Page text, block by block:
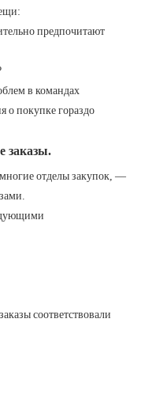
предпочитают
в командах
о покупке гораздо
заказы.
отделы закупок, —
соответствовали